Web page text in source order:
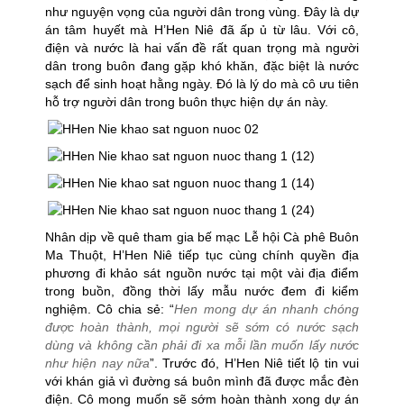
như nguyện vọng của người dân trong vùng. Đây là dự
án tâm huyết mà H’Hen Niê đã ấp ủ từ lâu. Với cô,
điện và nước là hai vấn đề rất quan trọng mà người
dân trong buôn đang gặp khó khăn, đặc biệt là nước
sạch để sinh hoạt hằng ngày. Đó là lý do mà cô ưu tiên
hỗ trợ người dân trong buôn thực hiện dự án này.
Nhân dịp về quê tham gia bế mạc Lễ hội Cà phê Buôn
Ma Thuột, H’Hen Niê tiếp tục cùng chính quyền địa
phương đi khảo sát nguồn nước tại một vài địa điểm
trong buồn, đồng thời lấy mẫu nước đem đi kiểm
nghiệm. Cô chia sẻ: “Hen mong dự án nhanh chóng
được hoàn thành, mọi người sẽ sớm có nước sạch
dùng và không cần phải đi xa mỗi lần muốn lấy nước
như hiện nay nữa”. Trước đó, H’Hen Niê tiết lộ tin vui
với khán giả vì đường sá buôn mình đã được mắc đèn
điện. Cô mong muốn sẽ sớm hoàn thành xong dự án